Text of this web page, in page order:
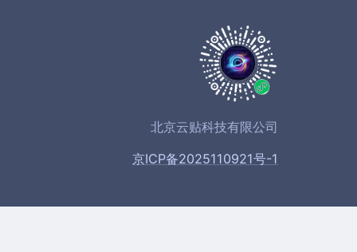
北京云贴科技有限公司
京ICP备2025110921号-1